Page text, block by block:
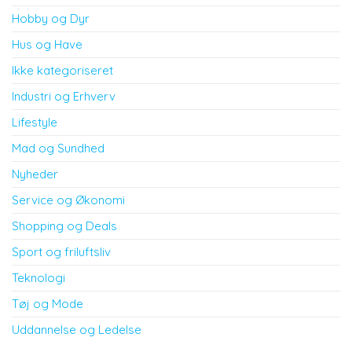
Hobby og Dyr
Hus og Have
Ikke kategoriseret
Industri og Erhverv
Lifestyle
Mad og Sundhed
Nyheder
Service og Økonomi
Shopping og Deals
Sport og friluftsliv
Teknologi
Tøj og Mode
Uddannelse og Ledelse